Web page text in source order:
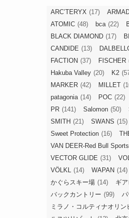
ARC’TERYX (17)
ATOMIC (48) bca (22)
BLACK DIAMOND (17)
CANDIDE (13)
FACTION (37) FISCHER
Hakuba Valley (20) K2
MARKER (42) MILLET
patagonia (14) POC (22)
PR (141) Salomon (50)
SMITH (21) SWANS (15)
Sweet Protection (16)
VAN DEER-Red Bull Sports
VECTOR GLIDE (31)
VÖLKL (14) WAPAN (14)
かぐらスキー場 (14) ギ
バックカントリー (99)
ミラノ・コルティナオリン